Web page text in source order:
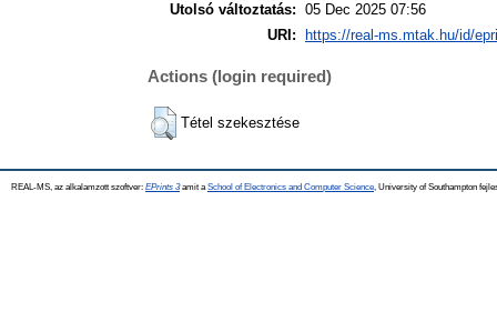
Utolsó változtatás: 05 Dec 2025 07:56
URI:
https://real-ms.mtak.hu/id/
Actions (login required)
Tétel szekesztése
REAL-MS, az alkalamzott szoftver: EPrints 3amit a School of Electronics and Computer Science , University of Southampton